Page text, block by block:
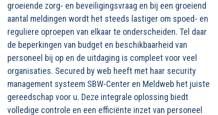
groeiende zorg- en beveiligingsvraag en bij een groeiend
aantal meldingen wordt het steeds lastiger om spoed- en
reguliere oproepen van elkaar te onderscheiden. Tel daar
de beperkingen van budget en beschikbaarheid van
personeel bij op en de uitdaging is compleet voor veel
organisaties. Secured by web heeft met haar security
management systeem SBW-Center en Meldweb het juiste
gereedschap voor u. Deze integrale oplossing biedt
volledige controle en een efficiënte inzet van personeel